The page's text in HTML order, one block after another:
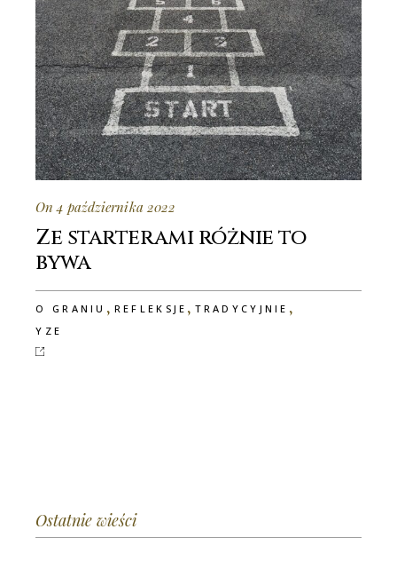
On 4 października 2022
Ze starterami różnie to
bywa
O GRANIU , REFLEKSJE ,TRADYCYJNIE ,
YZE
Ostatnie wieści